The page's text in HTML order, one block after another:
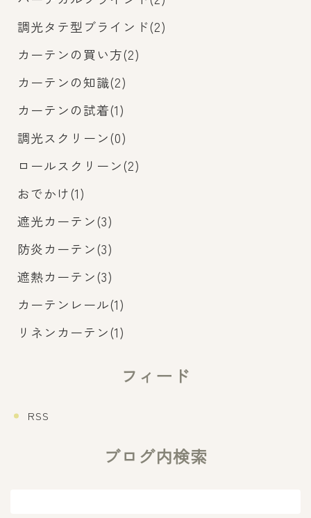
調光タテ型ブラインド(2)
カーテンの買い方(2)
カーテンの知識(2)
カーテンの試着(1)
調光スクリーン(0)
ロールスクリーン(2)
おでかけ(1)
遮光カーテン(3)
防炎カーテン(3)
遮熱カーテン(3)
カーテンレール(1)
リネンカーテン(1)
フィード
RSS
ブログ内検索